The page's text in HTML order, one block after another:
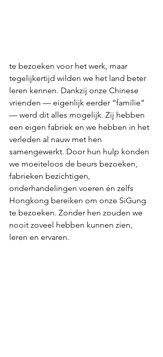
te bezoeken voor het werk, maar
tegelijkertijd wilden we het land beter
leren kennen. Dankzij onze Chinese
vrienden — eigenlijk eerder “familie”
— werd dit alles mogelijk. Zij hebben
een eigen fabriek en we hebben in het
verleden al nauw met hen
samengewerkt. Door hun hulp konden
we moeiteloos de beurs bezoeken,
fabrieken bezichtigen,
onderhandelingen voeren én zelfs
Hongkong bereiken om onze SiGung
te bezoeken. Zonder hen zouden we
nooit zoveel hebben kunnen zien,
leren en ervaren.